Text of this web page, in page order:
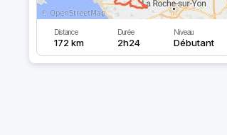
Distance
172 km
Durée
2h24
Niveau
Débutant